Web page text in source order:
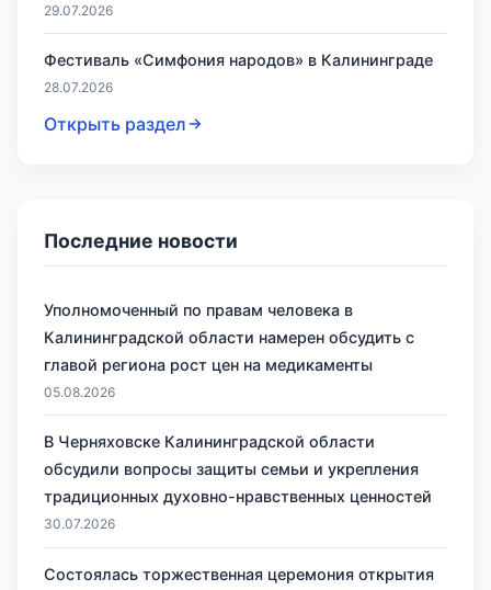
29.07.2026
Фестиваль «Симфония народов» в Калининграде
28.07.2026
Открыть раздел
Последние новости
Уполномоченный по правам человека в
Калининградской области намерен обсудить с
главой региона рост цен на медикаменты
05.08.2026
В Черняховске Калининградской области
обсудили вопросы защиты семьи и укрепления
традиционных духовно-нравственных ценностей
30.07.2026
Состоялась торжественная церемония открытия